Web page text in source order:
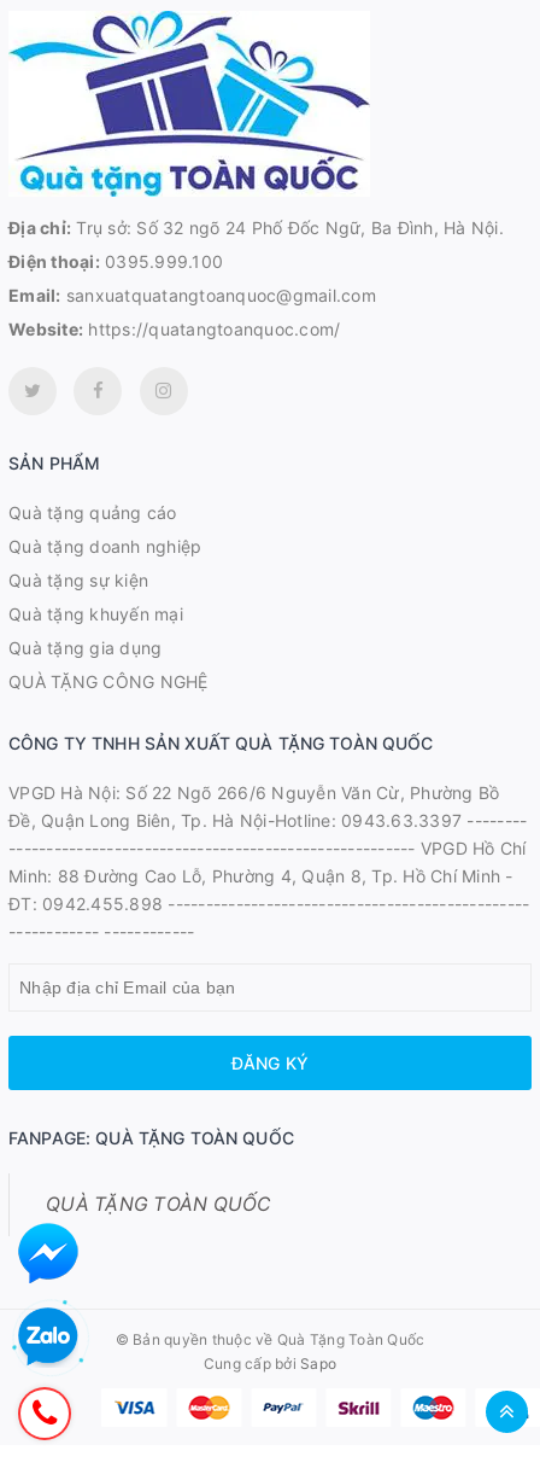
Địa chỉ: Trụ sở: Số 32 ngõ 24 Phố Đốc Ngữ, Ba Đình, Hà Nội.
Điện thoại: 0395.999.100
Email: sanxuatquatangtoanquoc@gmail.com
Website: https://quatangtoanquoc.com/
SẢN PHẨM
Quà tặng quảng cáo
Quà tặng doanh nghiệp
Quà tặng sự kiện
Quà tặng khuyến mại
Quà tặng gia dụng
QUÀ TẶNG CÔNG NGHỆ
CÔNG TY TNHH SẢN XUẤT QUÀ TẶNG TOÀN QUỐC
VPGD Hà Nội: Số 22 Ngõ 266/6 Nguyễn Văn Cừ, Phường Bồ
Đề, Quận Long Biên, Tp. Hà Nội-Hotline: 0943.63.3397 --------
------------------------------------------------------ VPGD Hồ Chí
Minh: 88 Đường Cao Lỗ, Phường 4, Quận 8, Tp. Hồ Chí Minh -
ĐT: 0942.455.898 ------------------------------------------------
------------ ------------
ĐĂNG KÝ
FANPAGE: QUÀ TẶNG TOÀN QUỐC
QUÀ TẶNG TOÀN QUỐC
© Bản quyền thuộc về Quà Tặng Toàn Quốc
Cung cấp bởi Sapo